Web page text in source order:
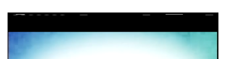
Tocador
vídeo